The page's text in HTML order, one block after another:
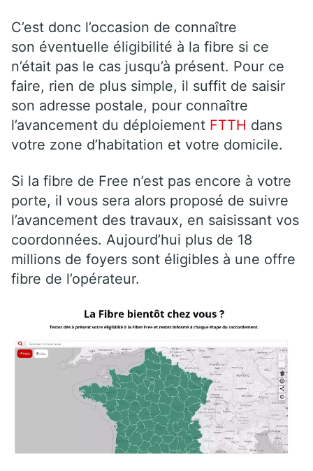
C’est donc l’occasion de connaître
son éventuelle éligibilité à la fibre si ce
n’était pas le cas jusqu’à présent. Pour ce
faire, rien de plus simple, il suffit de saisir
son adresse postale, pour connaître
l’avancement du déploiement FTTH dans
votre zone d’habitation et votre domicile.
Si la fibre de Free n’est pas encore à votre
porte, il vous sera alors proposé de suivre
l’avancement des travaux, en saisissant vos
coordonnées. Aujourd’hui plus de 18
millions de foyers sont éligibles à une offre
fibre de l’opérateur.